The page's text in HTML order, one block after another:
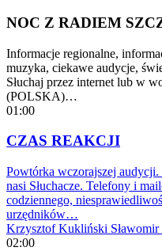
NOC Z RADIEM
Informacje regionalne,
muzyka, ciekawe audycje,
Słuchaj przez internet lub w
(POLSKA)…
01:00
CZAS REAKCJI
Powtórka wczorajszej audycji.
nasi Słuchacze. Telefony i
codziennego,
urzędników…
Krzysztof Kukliński
02:00